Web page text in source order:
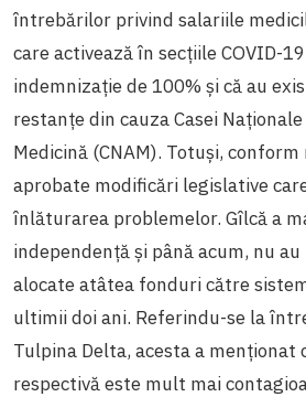
întrebărilor privind salariile
care activează în secțiile COVID-
indemnizație de 100% și că au
restanțe din cauza Casei
Medicină (CNAM). Totuși,
aprobate modificări legislative
înlăturarea problemelor. Gîlcă a
independență și până acum, nu
alocate atâtea fonduri către
ultimii doi ani. Referindu-se la
Tulpina Delta, acesta a menționat
respectivă este mult mai